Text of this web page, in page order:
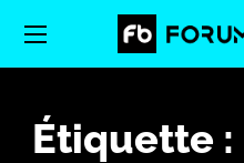
Étiquette :